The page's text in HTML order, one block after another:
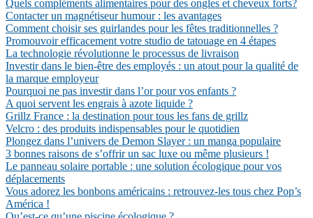
Quels compléments alimentaires pour des ongles et cheveux forts?
Contacter un magnétiseur humour : les avantages
Comment choisir ses guirlandes pour les fêtes traditionnelles ?
Promouvoir efficacement votre studio de tatouage en 4 étapes
La technologie révolutionne le processus de livraison
Investir dans le bien-être des employés : un atout pour la qualité de
la marque employeur
Pourquoi ne pas investir dans l’or pour vos enfants ?
A quoi servent les engrais à azote liquide ?
Grillz France : la destination pour tous les fans de grillz
Velcro : des produits indispensables pour le quotidien
Plongez dans l’univers de Demon Slayer : un manga populaire
3 bonnes raisons de s’offrir un sac luxe ou même plusieurs !
Le panneau solaire portable : une solution écologique pour vos
déplacements
Vous adorez les bonbons américains : retrouvez-les tous chez Pop’s
América !